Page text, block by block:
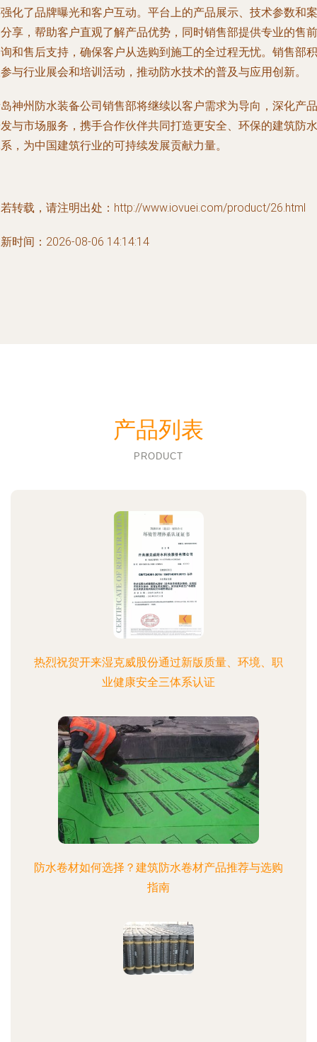
化了品牌曝光和客户互动。平台上的产品展示、技术参数和案
享，帮助客户直观了解产品优势，同时销售部提供专业的售前
和售后支持，确保客户从选购到施工的全过程无忧。销售部积
与行业展会和培训活动，推动防水技术的普及与应用创新。
神州防水装备公司销售部将继续以客户需求为导向，深化产品
与市场服务，携手合作伙伴共同打造更安全、环保的建筑防水
，为中国建筑行业的可持续发展贡献力量。
转载，请注明出处：http://www.iovuei.com/product/26.html
时间：2026-08-06 14:14:14
产品列表
PRODUCT
热烈祝贺开来湿克威股份通过新版质量、环境、职
业健康安全三体系认证
防水卷材如何选择？建筑防水卷材产品推荐与选购
指南